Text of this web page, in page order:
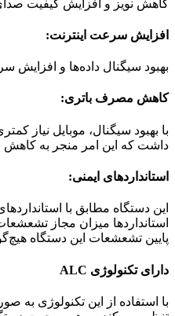
کاهش نویز و افزایش کیفیت
افزایش سرعت اینترنت:
بهبود سیگنال داده‌ها و افزایش
کاهش مصرف باتری:
با بهبود سیگنال، موبایل نیاز
داشت که این امر منجر به
استانداردهای ایمنی:
این دستگاه مطابق با
استانداردها میزان مجاز
پایین تشعشعات این دستگاه
دارای تکنولوژی ALC
با استفاده از این تکنولوژی به